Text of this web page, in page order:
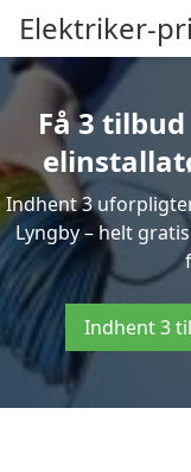
Elektriker-
Få 3
Indhent 3
Lyngby – helt
Indhent 3